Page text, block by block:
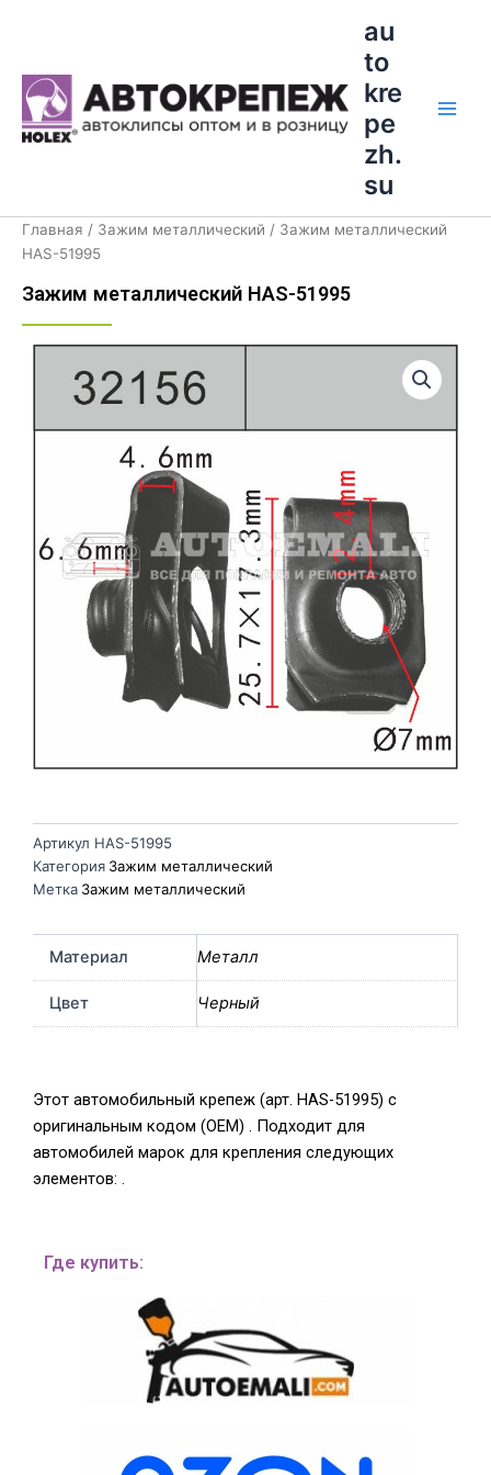
au
to
kre
pe
zh.
su
Главная / Зажим металлический / Зажим металлический
HAS-51995
Зажим металлический HAS-51995
Артикул HAS-51995
Категория Зажим металлический
Метка Зажим металлический
Материал Металл
Цвет Черный
Этот автомобильный крепеж (арт. HAS-51995) с
оригинальным кодом (OEM) . Подходит для
автомобилей марок для крепления следующих
элементов: .
Где купить: